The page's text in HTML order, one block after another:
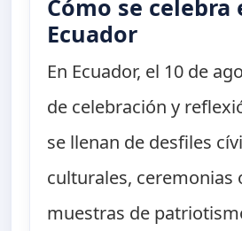
Cómo se celebra
Ecuador
En Ecuador, el 10 de
de celebración y
se llenan de desfiles
culturales, ceremonias
muestras de